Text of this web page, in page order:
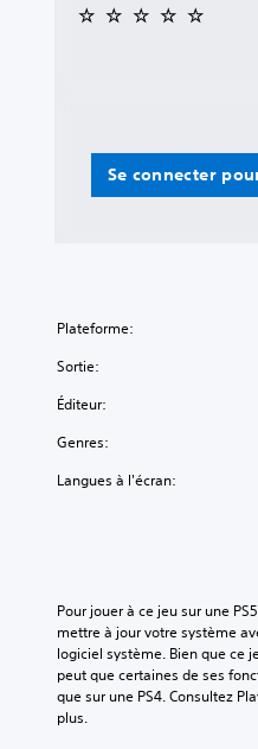
Se connecter
Plateforme:
Sortie:
Éditeur:
Genres:
Langues à l'écran:
Pour jouer à ce jeu sur une
mettre à jour votre système
logiciel système. Bien que ce
peut que certaines de ses
que sur une PS4. Consultez
plus.